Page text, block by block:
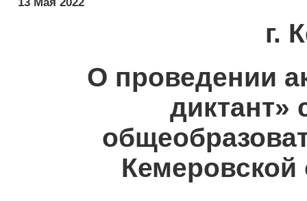
г.
О проведении
диктант»
Кемеровской